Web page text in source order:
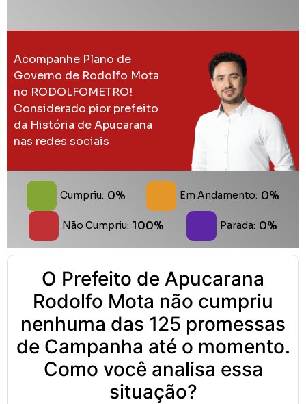
Acompanhe Plano de
Governo de Rodolfo Mota
no RODOLFOMETRO!
Considerado pior prefeito
da História de Apucarana
nas redes sociais
Cumpriu: 0% Em Andamento: 0%
Não Cumpriu: 100% Parada: 0%
O Prefeito de Apucarana
Rodolfo Mota não cumpriu
nenhuma das 125 promessas
de Campanha até o momento.
Como você analisa essa
situação?